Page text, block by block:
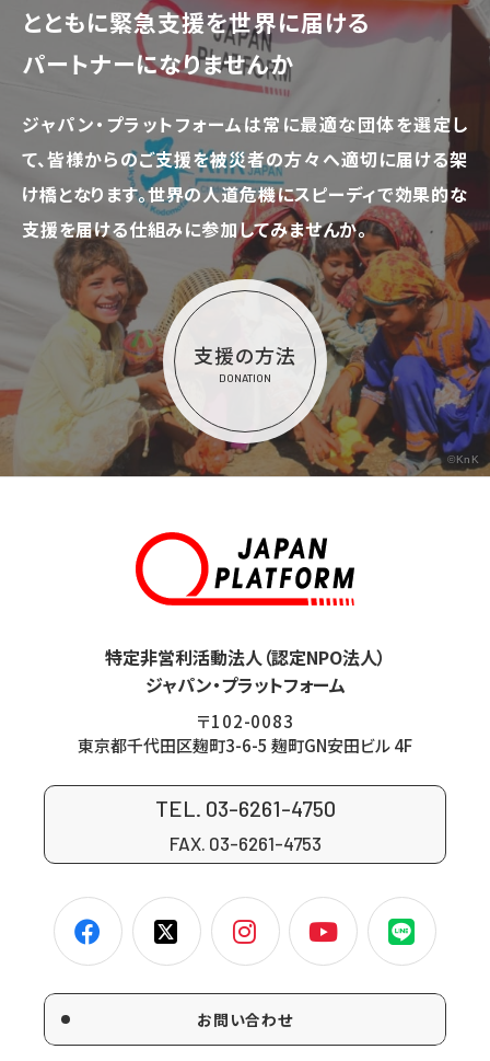
とともに緊急支援を世界に届ける
パートナーになりませんか
ジャパン・プラットフォームは常に最適な団体を選定し
て、皆様からのご支援を被災者の方々へ適切に届ける架
け橋となります。世界の人道危機にスピーディで効果的な
支援を届ける仕組みに参加してみませんか。
支援の方法
DONATION
©KnK
特定非営利活動法人（認定NPO法人）
ジャパン・プラットフォーム
〒102-0083
東京都千代田区麹町3-6-5 麹町GN安田ビル 4F
TEL. 03-6261-4750
FAX. 03-6261-4753
お問い合わせ